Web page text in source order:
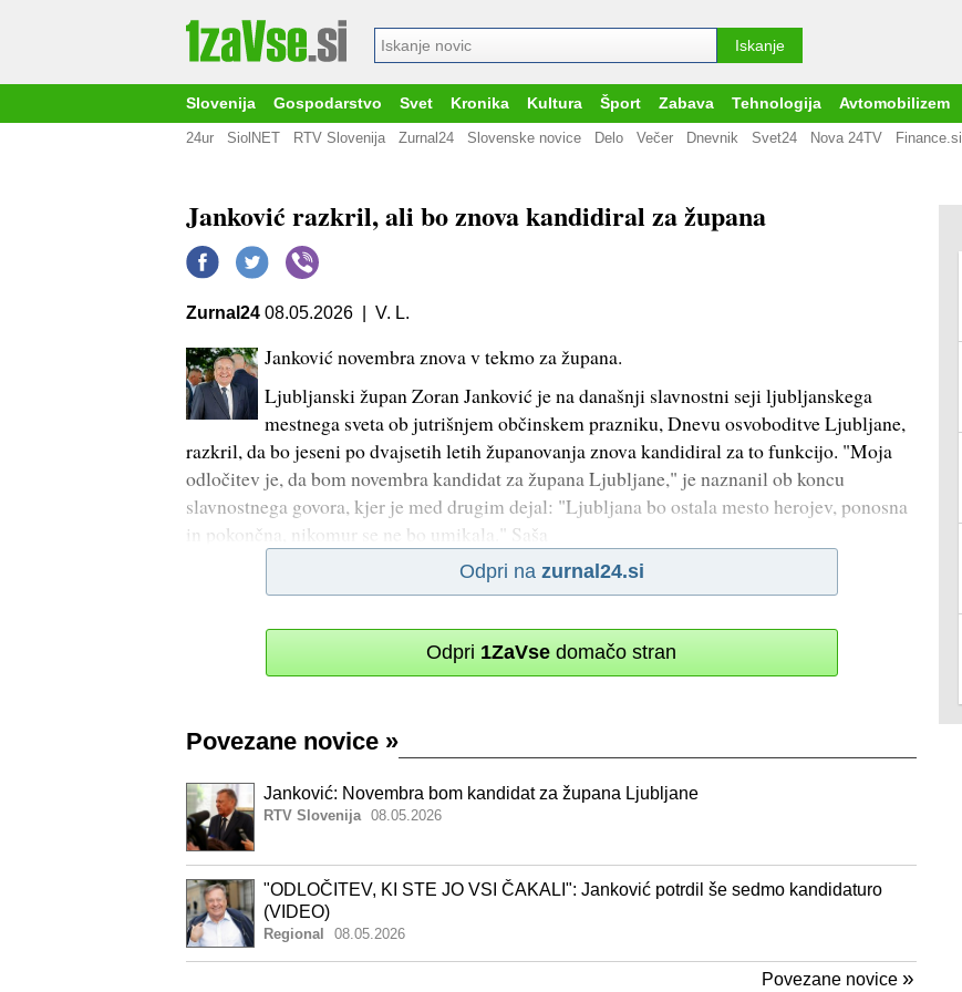
Slovenija Gospodarstvo Svet Kronika Kultura Šport Zabava Tehnologija Avtomobilizem
24ur SiolNET RTV Slovenija Zurnal24 Slovenske novice Delo Večer Dnevnik Svet24 Nova 24TV Finance.si
Janković razkril, ali bo znova kandidiral za župana
Zurnal24 08.05.2026 | V. L.
Janković novembra znova v tekmo za župana.
Ljubljanski župan Zoran Janković je na današnji slavnostni seji ljubljanskega
mestnega sveta ob jutrišnjem občinskem prazniku, Dnevu osvoboditve Ljubljane,
razkril, da bo jeseni po dvajsetih letih županovanja znova kandidiral za to funkcijo. "Moja
odločitev je, da bom novembra kandidat za župana Ljubljane," je naznanil ob koncu
slavnostnega govora, kjer je med drugim dejal: "Ljubljana bo ostala mesto herojev, ponosna
in pokončna, nikomur se ne bo umikala." Saša
Odpri na zurnal24.si
Odpri 1ZaVse domačo stran
Povezane novice »
Janković: Novembra bom kandidat za župana Ljubljane
RTV Slovenija 08.05.2026
"ODLOČITEV, KI STE JO VSI ČAKALI": Janković potrdil še sedmo kandidaturo
(VIDEO)
Regional 08.05.2026
Povezane novice »